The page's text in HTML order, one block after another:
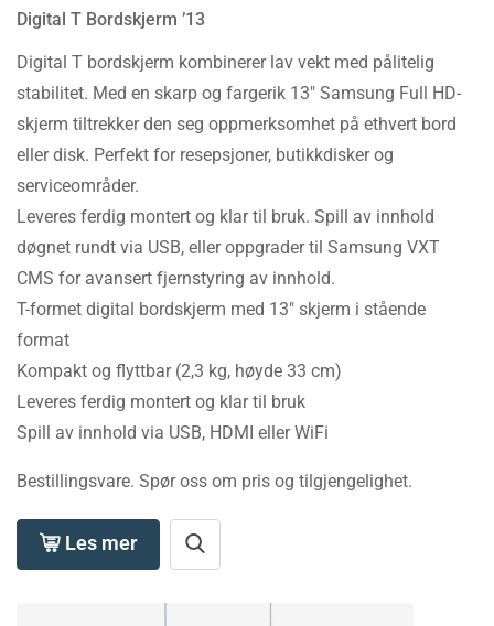
Digital T Bordskjerm ’13
Digital T bordskjerm kombinerer lav vekt med pålitelig
stabilitet. Med en skarp og fargerik 13″ Samsung Full HD-
skjerm tiltrekker den seg oppmerksomhet på ethvert bord
eller disk. Perfekt for resepsjoner, butikkdisker og
serviceområder.
Leveres ferdig montert og klar til bruk. Spill av innhold
døgnet rundt via USB, eller oppgrader til Samsung VXT
CMS for avansert fjernstyring av innhold.
T-formet digital bordskjerm med 13″ skjerm i stående
format
Kompakt og flyttbar (2,3 kg, høyde 33 cm)
Leveres ferdig montert og klar til bruk
Spill av innhold via USB, HDMI eller WiFi
Bestillingsvare. Spør oss om pris og tilgjengelighet.
Les mer